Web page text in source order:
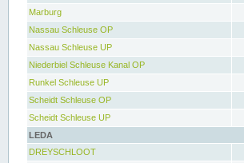
Marburg
Nassau Schleuse OP
Nassau Schleuse UP
Niederbiel Schleuse Kanal OP
Runkel Schleuse UP
Scheidt Schleuse OP
Scheidt Schleuse UP
LEDA
DREYSCHLOOT